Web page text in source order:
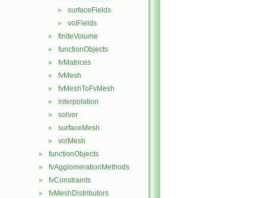
► surfaceFields
► volFields
► finiteVolume
► functionObjects
► fvMatrices
► fvMesh
► fvMeshToFvMesh
► interpolation
► solver
► surfaceMesh
► volMesh
► functionObjects
► fvAgglomerationMethods
► fvConstraints
► fvMeshDistributors